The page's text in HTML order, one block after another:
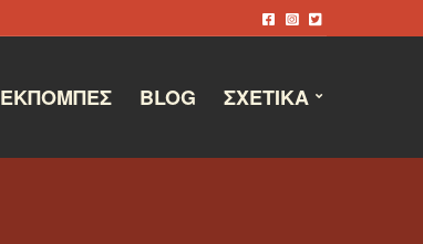
ΕΚΠΟΜΠΈΣ BLOG ΣΧΕΤΙΚΆ